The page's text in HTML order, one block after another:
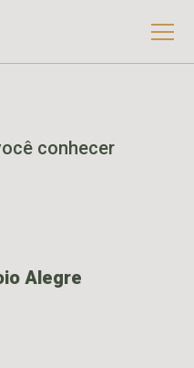
conhecer
Alegre